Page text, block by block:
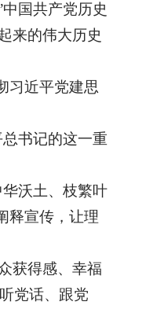
国共产党历史
来的伟大历史
习近平党建思
书记的这一重
沃土、枝繁叶
释宣传，让理
获得感、幸福
党话、跟党